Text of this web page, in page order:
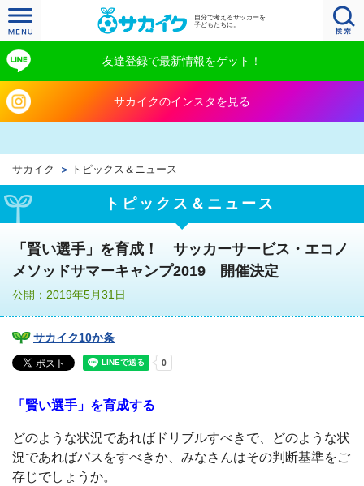
自分で考えるサッカーを
子どもたちに。
友達登録で最新情報をゲット！
サカイクのインスタを見る
サカイク トピックス＆ニュース
トピックス＆ニュース
「賢い選手」を育成！ サッカーサービス・エコノ
メソッドサマーキャンプ2019 開催決定
公開：2019年5月31日
サカイク10か条
「賢い選手」を育成する
どのような状況であればドリブルすべきで、どのような状
況であればパスをすべきか、みなさんはその判断基準をご
存じでしょうか。